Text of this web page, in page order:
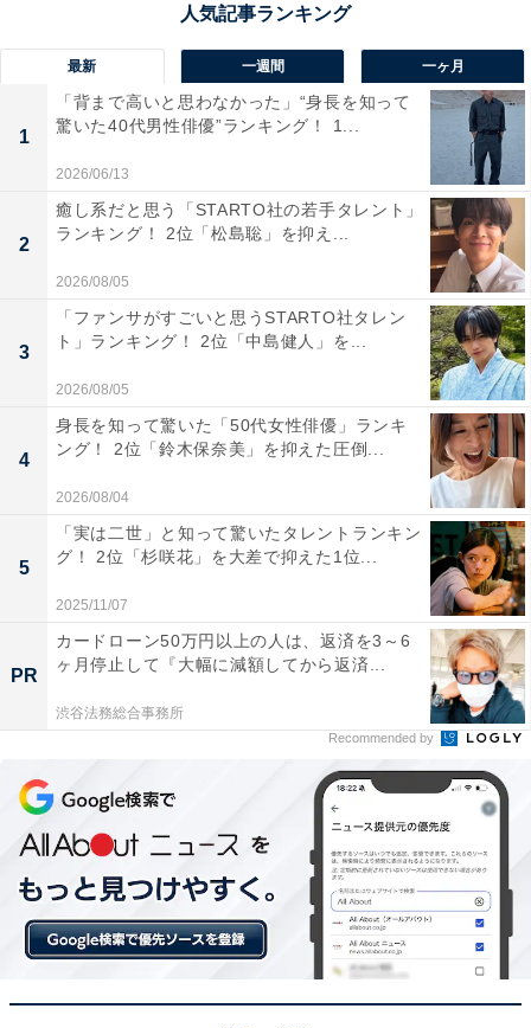
1位:今田美桜／『トリリオンゲーム』
View this post on Instagram
最新 一週間 一ヶ月
1
「背まで高いと思わなかった」“身長を知って
驚いた40代男性俳優”ランキング！ 1...
2026/06/13
2
癒し系だと思う「STARTO社の若手タレント」
ランキング！ 2位「松島聡」を抑え...
2026/08/05
3
「ファンサがすごいと思うSTARTO社タレン
ト」ランキング！ 2位「中島健人」を...
2026/08/05
4
身長を知って驚いた「50代女性俳優」ランキ
ング！ 2位「鈴木保奈美」を抑えた圧倒...
2026/08/04
5
「実は二世」と知って驚いたタレントランキン
グ！ 2位「杉咲花」を大差で抑えた1位...
2025/11/07
PR
カードローン50万円以上の人は、返済を3～6
ヶ月停止して『大幅に減額してから返済...
渋谷法務総合事務所
Recommended by